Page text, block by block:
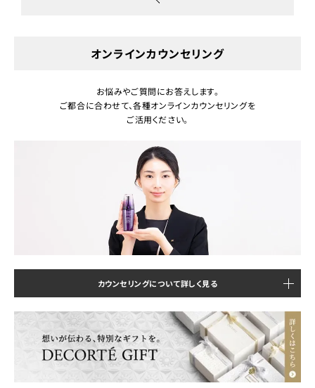
オンラインカウンセリング
お悩みやご質問にお答えします。
ご都合に合わせて、各種オンラインカウンセリングを
ご活用ください。
カウンセリングについて詳しく見る